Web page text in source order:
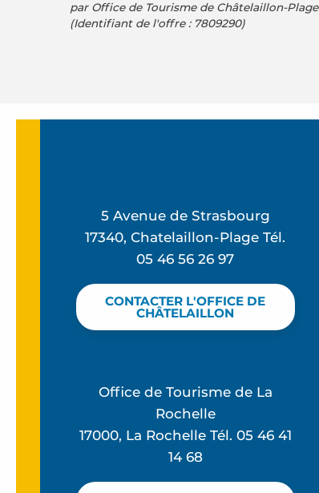
par Office de Tourisme de Châtelaillon-Plage
(Identifiant de l'offre : 7809290)
5 Avenue de Strasbourg
17340, Chatelaillon-Plage Tél.
05 46 56 26 97
CONTACTER L'OFFICE DE
CHÂTELAILLON
Office de Tourisme de La
Rochelle
17000, La Rochelle Tél. 05 46 41
14 68